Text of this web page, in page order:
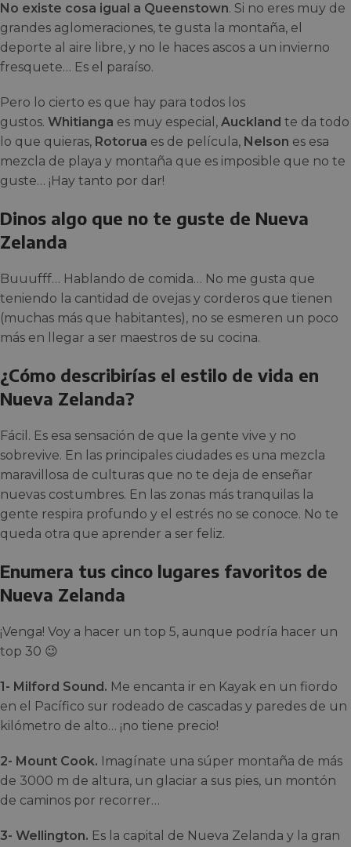
No existe cosa igual a Queenstown. Si no eres muy de
grandes aglomeraciones, te gusta la montaña, el
deporte al aire libre, y no le haces ascos a un invierno
fresquete… Es el paraíso.
Pero lo cierto es que hay para todos los
gustos. Whitianga es muy especial, Auckland te da todo
lo que quieras, Rotorua es de película, Nelson es esa
mezcla de playa y montaña que es imposible que no te
guste… ¡Hay tanto por dar!
Dinos algo que no te guste de Nueva
Zelanda
Buuufff… Hablando de comida… No me gusta que
teniendo la cantidad de ovejas y corderos que tienen
(muchas más que habitantes), no se esmeren un poco
más en llegar a ser maestros de su cocina.
¿Cómo describirías el estilo de vida en
Nueva Zelanda?
Fácil. Es esa sensación de que la gente vive y no
sobrevive. En las principales ciudades es una mezcla
maravillosa de culturas que no te deja de enseñar
nuevas costumbres. En las zonas más tranquilas la
gente respira profundo y el estrés no se conoce. No te
queda otra que aprender a ser feliz.
Enumera tus cinco lugares favoritos de
Nueva Zelanda
¡Venga! Voy a hacer un top 5, aunque podría hacer un
top 30 😉
1- Milford Sound. Me encanta ir en Kayak en un fiordo
en el Pacífico sur rodeado de cascadas y paredes de un
kilómetro de alto… ¡no tiene precio!
2- Mount Cook. Imagínate una súper montaña de más
de 3000 m de altura, un glaciar a sus pies, un montón
de caminos por recorrer…
3- Wellington. Es la capital de Nueva Zelanda y la gran